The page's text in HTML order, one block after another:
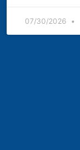
07/30/2026